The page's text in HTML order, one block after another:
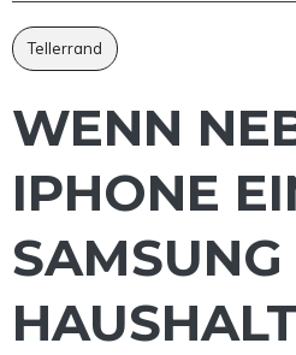
Tellerrand
WENN
IPHONE
SAMSUNG